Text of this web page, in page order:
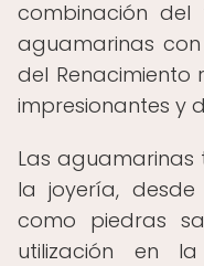
combinación
aguamarinas
del
impresionantes y
Las aguamarinas
la joyería,
como piedras
utilización en